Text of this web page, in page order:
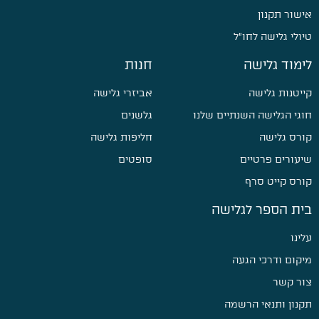
אישור תקנון
טיולי גלישה לחו״ל
לימוד גלישה
קייטנות גלישה
חוגי הגלישה השנתיים שלנו
קורס גלישה
שיעורים פרטיים
קורס קייט סרף
חנות
אביזרי גלישה
גלשנים
חליפות גלישה
סופטים
בית הספר לגלישה
עלינו
מיקום ודרכי הגעה
צור קשר
תקנון ותנאי הרשמה